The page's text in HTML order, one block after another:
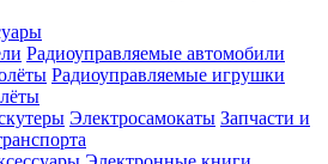
Радиоуправляемые автомобили
Радиоуправляемые игрушки
Электросамокаты Запчасти и